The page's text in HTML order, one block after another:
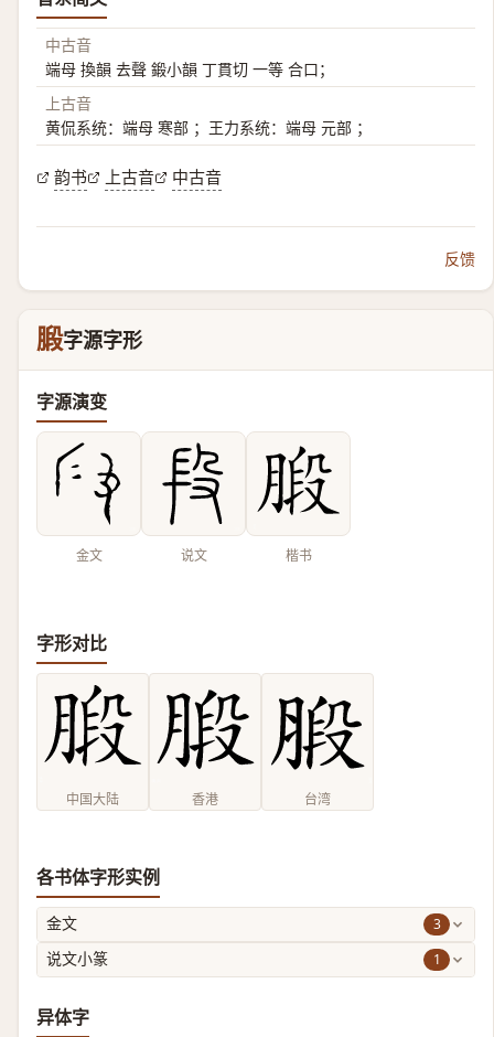
中古音
端母 換韻 去聲 鍛小韻 丁貫切 一等 合口；
上古音
黄侃系统：端母 寒部 ；王力系统：端母 元部 ；
韵书 上古音 中古音
反馈
腶字源字形
字源演变
金文 说文 楷书
字形对比
中国大陆 香港 台湾
各书体字形实例
金文 3
说文小篆 1
异体字